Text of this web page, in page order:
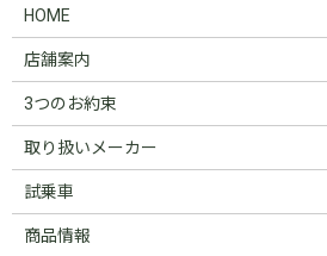
HOME
店舗案内
3つのお約束
取り扱いメーカー
試乗車
商品情報